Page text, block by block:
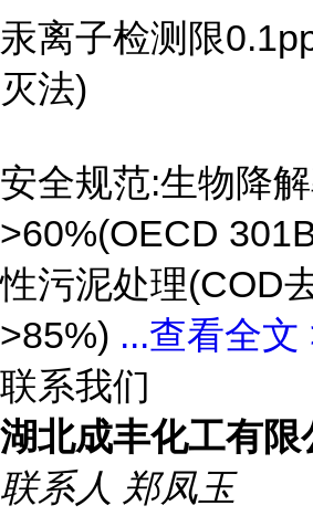
汞离子检测限
灭法)
安全规范:生物降
>60%(OECD
性污泥处理(COD
>85%) ...查看全文
联系我们
湖北成丰化工有限
联系人 郑凤玉